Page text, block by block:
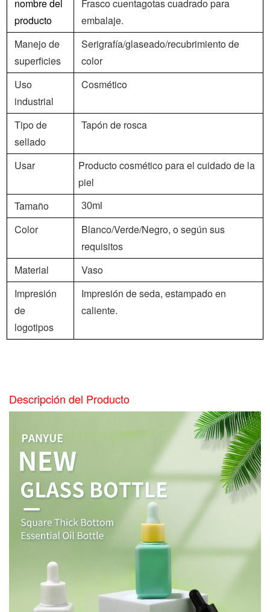
nombre del
producto
Frasco cuentagotas cuadrado para
embalaje.
Manejo de
superficies
Serigrafía/glaseado/recubrimiento de
color
Uso
industrial
Cosmético
Tipo de
sellado
Tapón de rosca
Usar
Producto cosmético para el cuidado de la
piel
Tamaño
30ml
Color
Blanco/Verde/Negro, o según sus
requisitos
Material
Vaso
Impresión
de
logotipos
Impresión de seda, estampado en
caliente.
Descripción del Producto